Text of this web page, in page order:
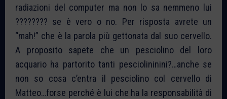
radiazioni del computer ma non lo sa nemmeno lui
???????? se è vero o no. Per risposta avrete un
“mah!” che è la parola più gettonata dal suo cervello.
A proposito sapete che un pesciolino del loro
acquario ha partorito tanti pesciolininini?…anche se
non so cosa c’entra il pesciolino col cervello di
Matteo…forse perché è lui che ha la responsabilità di